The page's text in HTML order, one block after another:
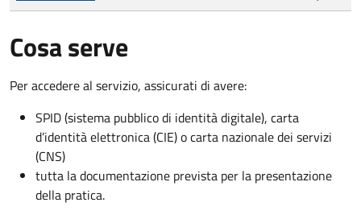
Cosa serve
Per accedere al servizio, assicurati di avere:
SPID (sistema pubblico di identità digitale), carta
d’identità elettronica (CIE) o carta nazionale dei servizi
(CNS)
tutta la documentazione prevista per la presentazione
della pratica.